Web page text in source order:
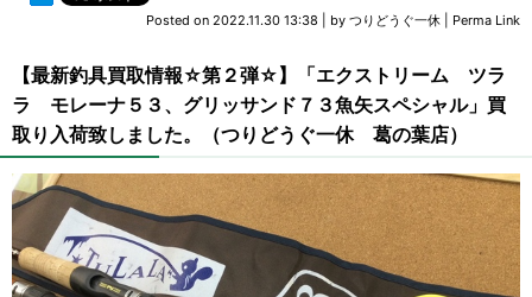
Posted on 2022.11.30 13:38 by つりどうぐ一休 Perma Link
【最新釣具買取情報☆第２弾☆】「エクストリーム ツラ
ラ モレーナ５３、グリッサンド７３魚矢スペシャル」買
取り入荷致しました。（つりどうぐ一休 葛の葉店）